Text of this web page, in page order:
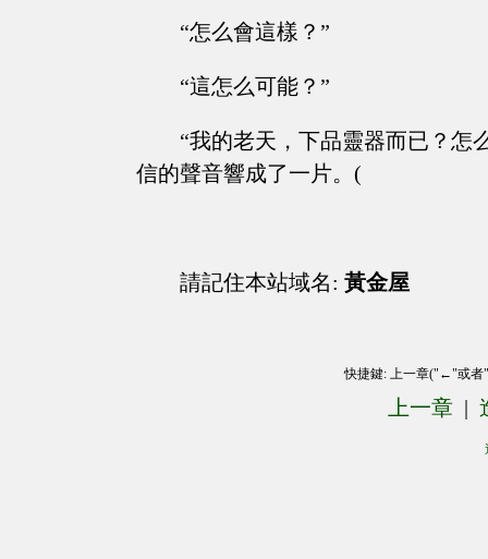
“怎么會這樣？”
“這怎么可能？”
“我的老天，下品靈器而已？怎
信的聲音響成了一片。(
請記住本站域名: 黃金屋
快捷鍵: 上一章("←"或
上一章 |